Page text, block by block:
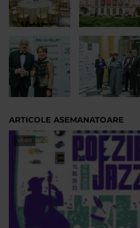
ARTICOLE ASEMANATOARE
VIDEO